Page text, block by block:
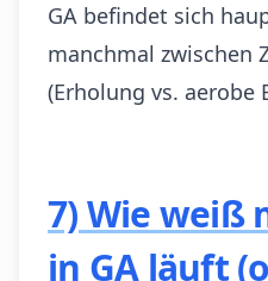
GA befindet sich
manchmal zwischen
(Erholung vs. aerobe
7) Wie weiß
in GA läuft